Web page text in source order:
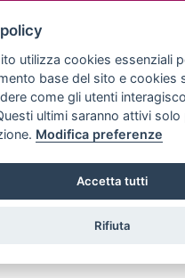
02029690472
utilizza cookies essenziali
base del sito e cookies
come gli utenti
ultimi saranno attivi solo
Modifica preferenze
Accetta tutti
Rifiuta